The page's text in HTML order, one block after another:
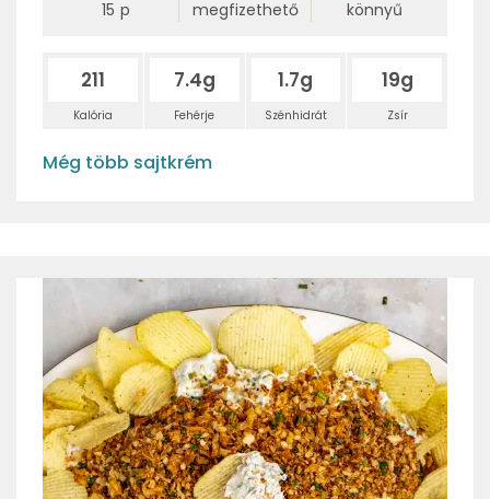
15 p
megfizethető
könnyű
211
Kalória
7.4g
Fehérje
1.7g
Szénhidrát
19g
Zsír
Még több sajtkrém